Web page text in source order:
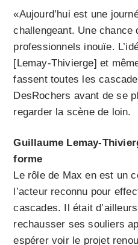
«Aujourd’hui est une
challengeant. Une chance
professionnels inouïe.
[Lemay-Thivierge] et
fassent toutes les
DesRochers avant de se
regarder la scène de loin.
Guillaume Lemay-
forme
Le rôle de Max en est un
l’acteur reconnu pour
cascades. Il était
rechausser ses souliers
espérer voir le projet